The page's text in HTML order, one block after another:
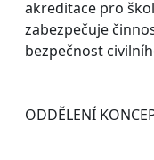
akreditace pro
zabezpečuje
bezpečnost
ODDĚLENÍ